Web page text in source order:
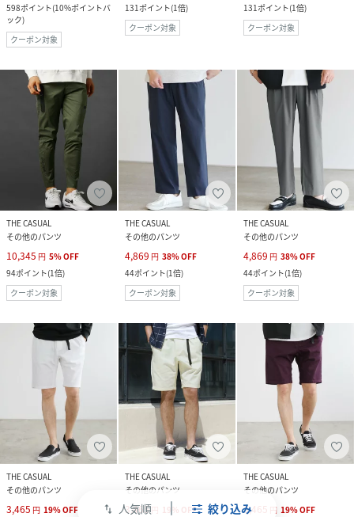
swap_vert 人気順 絞り込み
598ポイント(10%ポイントバ
ック)
クーポン対象
131ポイント(1倍)
クーポン対象
131ポイント(1倍)
クーポン対象
THE CASUAL
その他のパンツ
10,345 円 5%OFF
94ポイント(1倍)
クーポン対象
THE CASUAL
その他のパンツ
4,869 円 38%OFF
44ポイント(1倍)
クーポン対象
THE CASUAL
その他のパンツ
4,869 円 38%OFF
44ポイント(1倍)
クーポン対象
THE CASUAL
その他のパンツ
3,465 円 19%OFF
THE CASUAL
その他のパンツ
3,465円 19 % OFF
THE CASUAL
その他のパンツ
3,465 円 19%OFF